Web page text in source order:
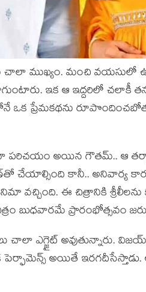
ముఖ్యం. మంచి వ‌య‌సులో
ఇక ఆ ఇద్ద‌రిలో చ‌లాకీ
ఒక ప్రేమ‌క‌థ‌ను
ప‌రిచ‌యం అయిన గౌత‌మ్.. ఆ
కానీ.. అనివార్య
ఈ చిత్రానికి
బుధ‌వార‌మే ప్రారంభోత్స‌వం
చాలా ఎగ్జైట్ అవుతున్నారు.
పెర్ఫామెన్స్ అయితే